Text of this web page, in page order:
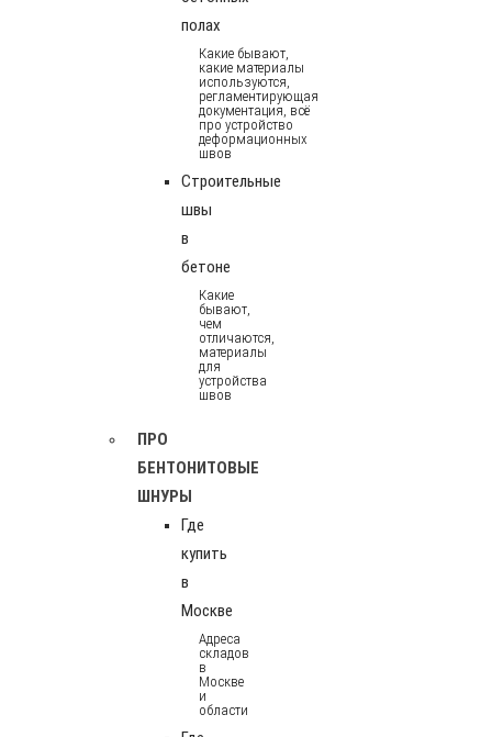
полах
Какие бывают,
какие материалы
используются,
регламентирующая
документация, всё
про устройство
деформационных
швов
Строительные
швы
в
бетоне
Какие
бывают,
чем
отличаются,
материалы
для
устройства
швов
ПРО
БЕНТОНИТОВЫЕ
ШНУРЫ
Где
купить
в
Москве
Адреса
складов
в
Москве
и
области